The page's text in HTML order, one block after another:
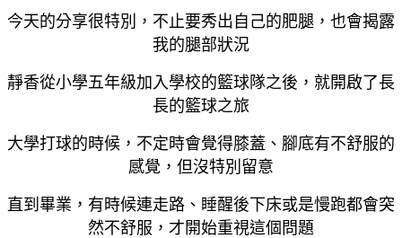
今天的分享很特別，不止要秀出自己的肥腿，也會揭露
我的腿部狀況
靜香從小學五年級加入學校的籃球隊之後，就開啟了長
長的籃球之旅
大學打球的時候，不定時會覺得膝蓋、腳底有不舒服的
感覺，但沒特別留意
直到畢業，有時候連走路、睡醒後下床或是慢跑都會突
然不舒服，才開始重視這個問題